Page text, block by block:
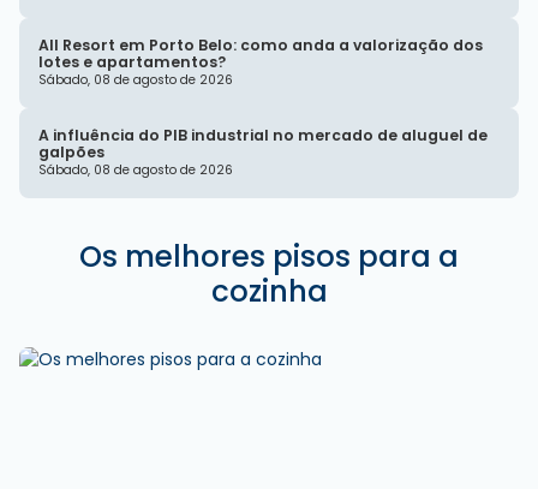
All Resort em Porto Belo: como anda a valorização dos
lotes e apartamentos?
Sábado, 08 de agosto de 2026
A influência do PIB industrial no mercado de aluguel de
galpões
Sábado, 08 de agosto de 2026
Os melhores pisos para a
cozinha